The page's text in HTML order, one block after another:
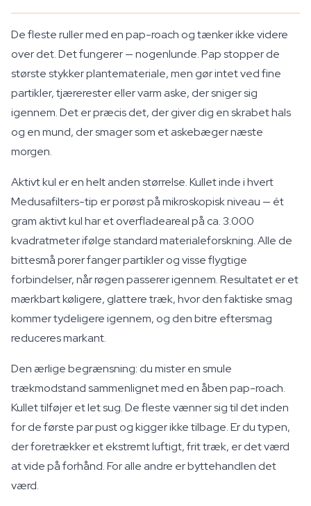
De fleste ruller med en pap-roach og tænker ikke videre
over det. Det fungerer — nogenlunde. Pap stopper de
største stykker plantemateriale, men gør intet ved fine
partikler, tjærerester eller varm aske, der sniger sig
igennem. Det er præcis det, der giver dig en skrabet hals
og en mund, der smager som et askebæger næste
morgen.
Aktivt kul er en helt anden størrelse. Kullet inde i hvert
Medusafilters-tip er porøst på mikroskopisk niveau — ét
gram aktivt kul har et overfladeareal på ca. 3.000
kvadratmeter ifølge standard materialeforskning. Alle de
bittesmå porer fanger partikler og visse flygtige
forbindelser, når røgen passerer igennem. Resultatet er et
mærkbart køligere, glattere træk, hvor den faktiske smag
kommer tydeligere igennem, og den bitre eftersmag
reduceres markant.
Den ærlige begrænsning: du mister en smule
trækmodstand sammenlignet med en åben pap-roach.
Kullet tilføjer et let sug. De fleste vænner sig til det inden
for de første par pust og kigger ikke tilbage. Er du typen,
der foretrækker et ekstremt luftigt, frit træk, er det værd
at vide på forhånd. For alle andre er byttehandlen det
værd.